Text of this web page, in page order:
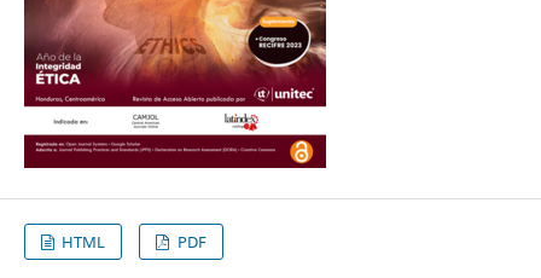
HTML PDF